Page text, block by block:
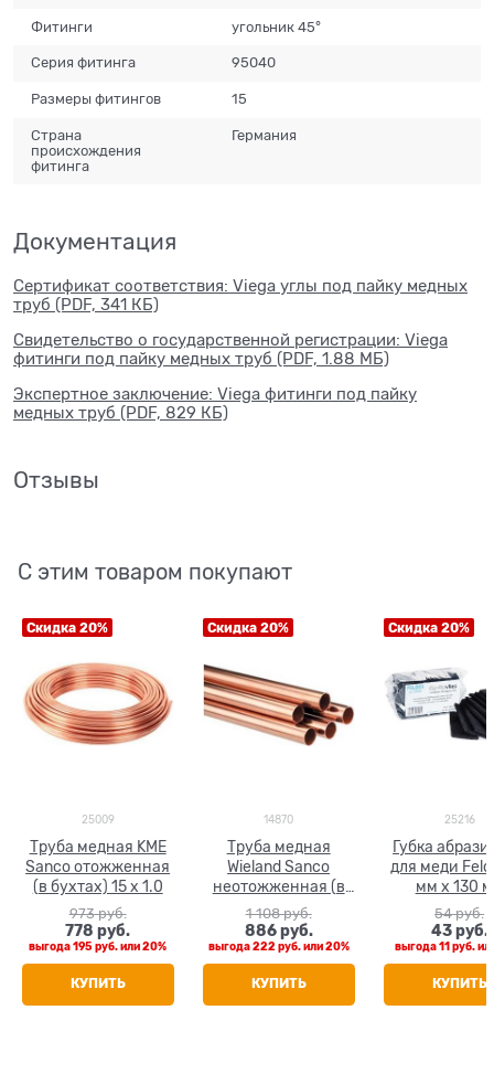
Фитинги угольник 45°
Серия фитинга 95040
Размеры фитингов 15
Страна
происхождения
фитинга
Германия
Документация
Сертификат соответствия: Viega углы под пайку медных
труб (PDF, 341 КБ)
Свидетельство о государственной регистрации: Viega
фитинги под пайку медных труб (PDF, 1.88 МБ)
Экспертное заключение: Viega фитинги под пайку
медных труб (PDF, 829 КБ)
Отзывы
С этим товаром покупают
Скидка 20%
25009
Труба медная KME
Sanco отожженная
(в бухтах) 15 x 1.0
973 руб.
778 руб.
выгода195 руб.или20%
КУПИТЬ
Скидка 20%
14870
Труба медная
Wieland Sanco
неотожженная (в
штанге 5 м) 15 x 1.0
1 108 руб.
886 руб.
выгода222 руб.или20%
КУПИТЬ
Скидка 20%
25216
Губка
для меди
мм х 130
54 руб.
43 руб.
выгода11 руб.
КУПИТЬ